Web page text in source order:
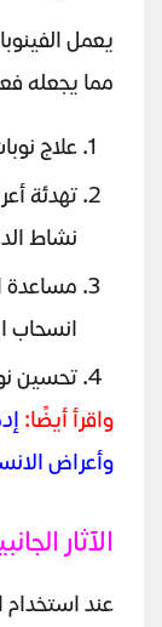
يعمل
مما يجعله
علاج
تهدئة
نشاط
مساعدة
انسحاب
تحسين
واقرأ أيضًا:
وأعراض
الآثار
عند استخدام